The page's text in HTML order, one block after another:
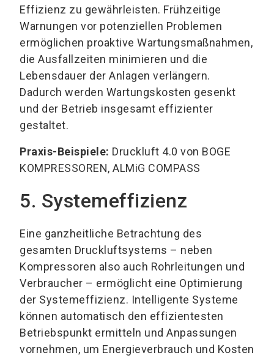
Effizienz zu gewährleisten. Frühzeitige
Warnungen vor potenziellen Problemen
ermöglichen proaktive Wartungsmaßnahmen,
die Ausfallzeiten minimieren und die
Lebensdauer der Anlagen verlängern.
Dadurch werden Wartungskosten gesenkt
und der Betrieb insgesamt effizienter
gestaltet.
Praxis-Beispiele: Druckluft 4.0 von BOGE
KOMPRESSOREN, ALMiG COMPASS
5. Systemeffizienz
Eine ganzheitliche Betrachtung des
gesamten Druckluftsystems – neben
Kompressoren also auch Rohrleitungen und
Verbraucher – ermöglicht eine Optimierung
der Systemeffizienz. Intelligente Systeme
können automatisch den effizientesten
Betriebspunkt ermitteln und Anpassungen
vornehmen, um Energieverbrauch und Kosten